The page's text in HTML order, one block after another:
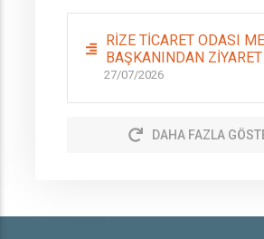
RİZE TİCARET ODASI
BAŞKANINDAN ZİYARET
27/07/2026
DAHA FAZLA